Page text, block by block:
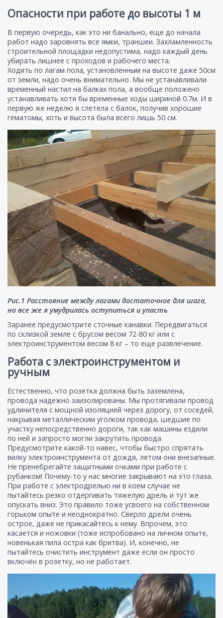
Опасности при работе до высоты 1 м
В первую очередь, как это ни банально, еще до начала
работ надо заровнять все ямки, траншеи. Захламленность
строительной площадки недопустима, надо каждый день
убирать лишнее с проходов и рабочего места.
Ходить по лагам пола, установленным на высоте даже 50см
от земли, надо очень внимательно. Мы не устанавливали
временный настил на балках пола, а вообще положено
устанавливать хотя бы временные ходы шириной 0.7м. И в
первую же неделю я слетела с балок, получив хорошие
гематомы, хоть и высота была всего лишь 50 см.
Рис.1 Расстояние между лагами достаточное для шага,
но все же я умудрилась оступиться и упасть
Заранее предусмотрите сточные канавки. Передвигаться
по склизкой земле с брусом весом 72-80 кг или с
электроинструментом весом 8 кг – то еще развлечение.
Работа с электроинструментом и
ручным
Естественно, что розетка должна быть заземлена,
провода надежно заизолированы. Мы протягивали провод
удлинителя с мощной изоляцией через дорогу, от соседей,
накрывая металлическим уголком провода, шедшие по
участку непосредственно дороги, так как машины ездили
по ней и запросто могли закрутить провода.
Предусмотрите какой-то навес, чтобы быстро спрятать
вилку электроинструмента от дождя, летом они внезапные.
Не пренебрегайте защитными очками при работе с
рубанком! Почему-то у нас многие закрывают на это глаза.
При работе с электродрелью ни в коем случае не
пытайтесь резко отдергивать тяжелую дрель и тут же
опускать вниз. Это правило тоже усвоего на собственном
горьком опыте и неоднократно. Сверло дрели очень
острое, даже не прикасайтесь к нему. Впрочем, это
касается и ножовки (тоже испробовано на личном опыте,
новенькая пила остра как бритва). И, конечно, не
пытайтесь очистить инструмент даже если он просто
включён в розетку, но не работает.